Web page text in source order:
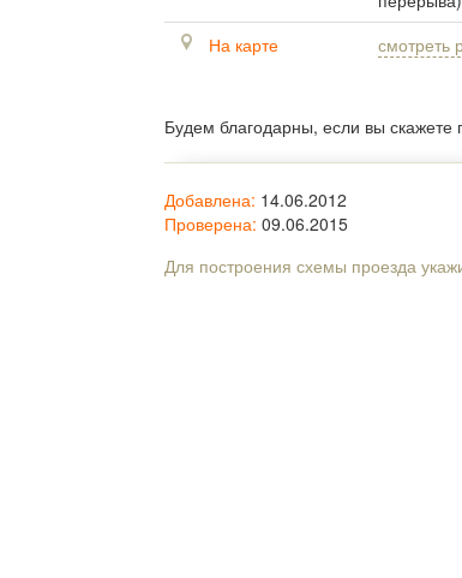
На карте
смотреть
Будем благодарны, если вы
Добавлена: 14.06.2012
Проверена: 09.06.2015
Для построения схемы проезда